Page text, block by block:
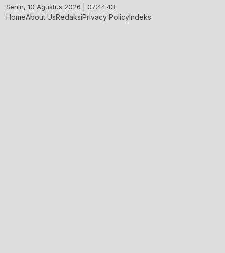
Skip
to
Senin, 10 Agustus 2026 | 07:44:44
HomeAbout UsRedaksiPrivacy PolicyIndeks